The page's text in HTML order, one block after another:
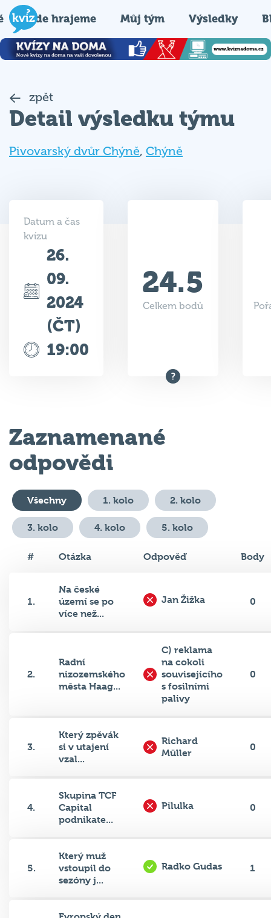
Kde hrajeme Můj tým Výsledky
zpět
Detail výsledku týmu
Pivovarský dvůr Chýně, Chýně
Datum a čas
kvízu
26.
09.
2024
(ČT)
19:00
24.5
Celkem bodů
Zaznamenané
odpovědi
Všechny 1. kolo 2. kolo
3. kolo 4. kolo 5. kolo
# Otázka Odpověď Body
1.
Na české
území se po
více než...
Jan Žižka 0
2.
Radní
nizozemského
města Haag...
C) reklama
na cokoli
souvisejícího
s fosilními
palivy
0
3.
Který zpěvák
si v utajení
vzal...
Richard
Müller
0
4.
Skupina TCF
Capital
podnikate...
Pilulka 0
5.
Který muž
vstoupil do
sezóny j...
Radko Gudas 1